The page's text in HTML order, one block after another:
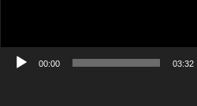
00:00 03:32